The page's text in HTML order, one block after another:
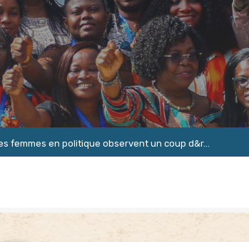
femmes en politique observent un coup d&r...